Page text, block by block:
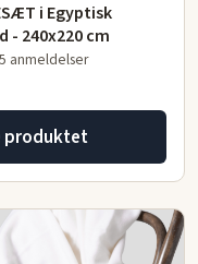
i Egyptisk
- 240x220 cm
anmeldelser
produktet